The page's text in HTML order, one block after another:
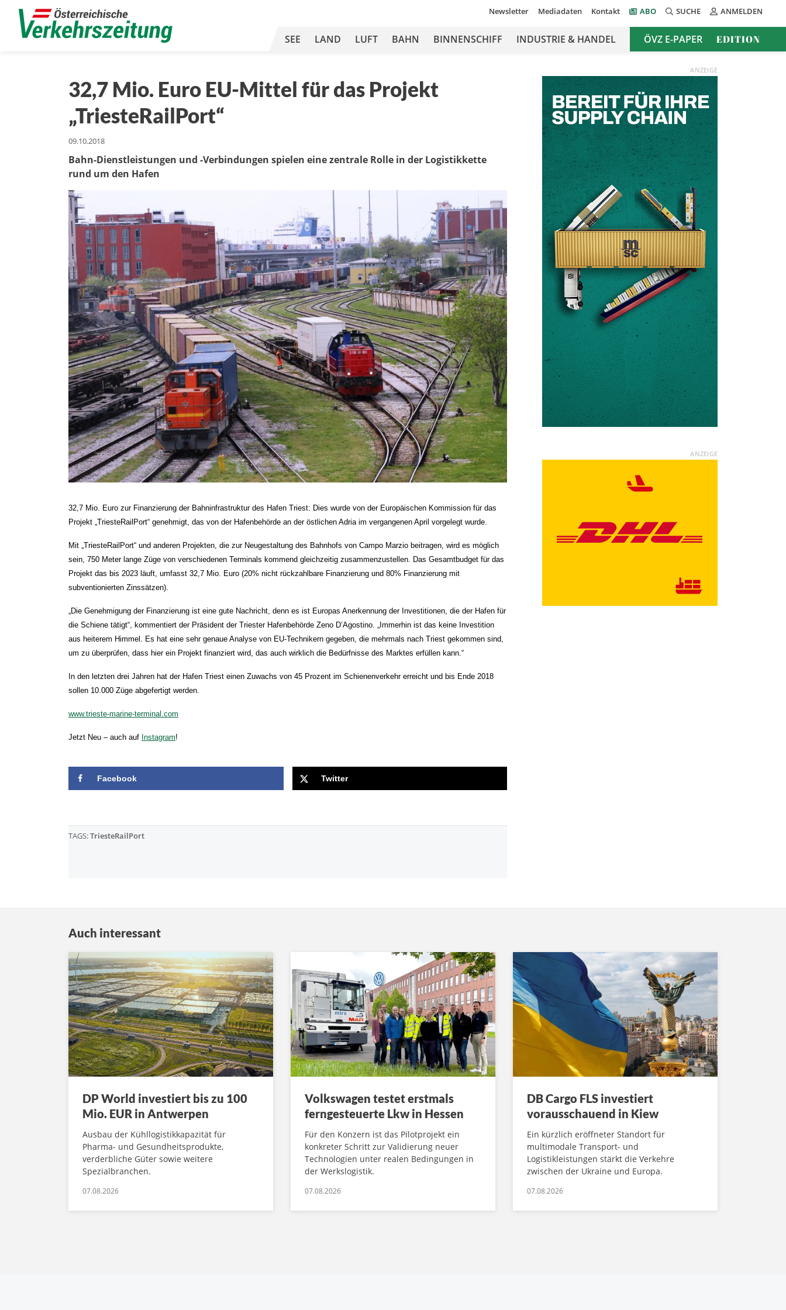
Newsletter Mediadaten Kontakt ABO SUCHE ANMELDEN
SEE LAND LUFT BAHN BINNENSCHIFF INDUSTRIE & HANDEL ÖVZ E-PAPER EDITION
32,7 Mio. Euro EU-Mittel für das Projekt
„TriesteRailPort“
09.10.2018
Bahn-Dienstleistungen und -Verbindungen spielen eine zentrale Rolle in der Logistikkette
rund um den Hafen
32,7 Mio. Euro zur Finanzierung der Bahninfrastruktur des Hafen Triest: Dies wurde von der Europäischen Kommission für das
Projekt „TriesteRailPort“ genehmigt, das von der Hafenbehörde an der östlichen Adria im vergangenen April vorgelegt wurde.
Mit „TriesteRailPort“ und anderen Projekten, die zur Neugestaltung des Bahnhofs von Campo Marzio beitragen, wird es möglich
sein, 750 Meter lange Züge von verschiedenen Terminals kommend gleichzeitig zusammenzustellen. Das Gesamtbudget für das
Projekt das bis 2023 läuft, umfasst 32,7 Mio. Euro (20% nicht rückzahlbare Finanzierung und 80% Finanzierung mit
subventionierten Zinssätzen).
„Die Genehmigung der Finanzierung ist eine gute Nachricht, denn es ist Europas Anerkennung der Investitionen, die der Hafen für
die Schiene tätigt“, kommentiert der Präsident der Triester Hafenbehörde Zeno D’Agostino. „Immerhin ist das keine Investition
aus heiterem Himmel. Es hat eine sehr genaue Analyse von EU-Technikern gegeben, die mehrmals nach Triest gekommen sind,
um zu überprüfen, dass hier ein Projekt finanziert wird, das auch wirklich die Bedürfnisse des Marktes erfüllen kann.“
In den letzten drei Jahren hat der Hafen Triest einen Zuwachs von 45 Prozent im Schienenverkehr erreicht und bis Ende 2018
sollen 10.000 Züge abgefertigt werden.
www.trieste-marine-terminal.com
Jetzt Neu – auch auf Instagram!
Facebook Twitter
TAGS:TriesteRailPort
ANZEIGE
ANZEIGE
Auch interessant
DP World investiert bis zu 100
Mio. EUR in Antwerpen
Ausbau der Kühllogistikkapazität für
Pharma- und Gesundheitsprodukte,
verderbliche Güter sowie weitere
Spezialbranchen.
07.08.2026
Volkswagen testet erstmals
ferngesteuerte Lkw in Hessen
Für den Konzern ist das Pilotprojekt ein
konkreter Schritt zur Validierung neuer
Technologien unter realen Bedingungen in
der Werkslogistik.
07.08.2026
DB Cargo FLS investiert
vorausschauend in Kiew
Ein kürzlich eröffneter Standort für
multimodale Transport- und
Logistikleistungen stärkt die Verkehre
zwischen der Ukraine und Europa.
07.08.2026